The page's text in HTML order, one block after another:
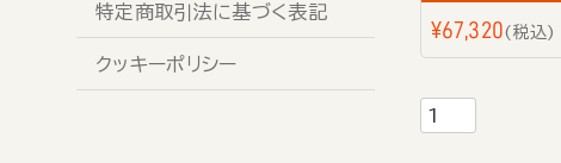
特定商取引法に基づく表記
クッキーポリシー
¥67,320 税込